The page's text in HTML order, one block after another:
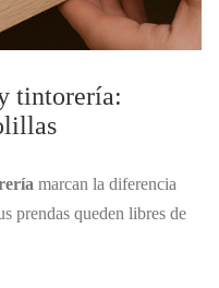
tintorería:
marcan la diferencia
prendas queden libres de